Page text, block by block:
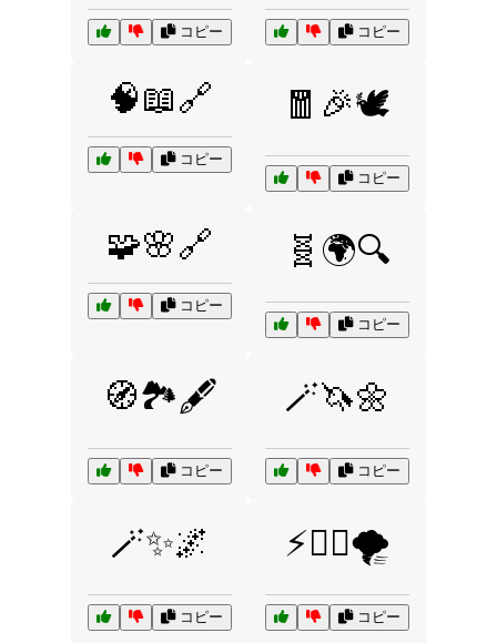
コピー コピー
🧠📖🔗
コピー
🧧🎉🕊️
コピー
🧩🌸🔗
コピー
🧬🌍🔍
コピー
🧭🏞️🖋️
コピー
🪄🦄🌼
コピー
🪄✨🌌
コピー
⚡🧙‍♂️🌪️
コピー